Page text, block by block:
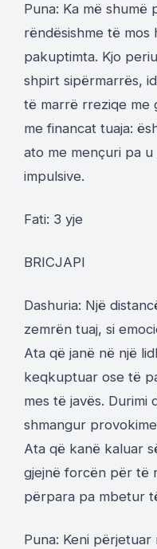
Puna: Ka më
rëndësishme të
pakuptimta. Kjo
shpirt sipërmarrës,
të marrë rreziqe me
me financat tuaja:
ato me mençuri pa
impulsive.
Fati: 3 yje
BRICJAPI
Dashuria: Një
zemrën tuaj, si
Ata që janë në një
keqkuptuar ose të
mes të javës.
shmangur
Ata që kanë kaluar
gjejnë forcën për të
përpara pa mbetur
Puna: Keni